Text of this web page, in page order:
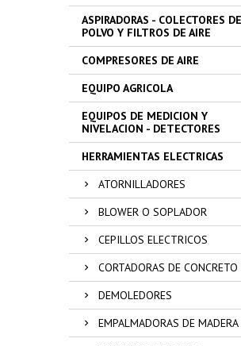
ASPIRADORAS - COLECTORES DE
POLVO Y FILTROS DE AIRE
COMPRESORES DE AIRE
EQUIPO AGRICOLA
EQUIPOS DE MEDICION Y
NIVELACION - DETECTORES
HERRAMIENTAS ELECTRICAS
ATORNILLADORES
BLOWER O SOPLADOR
CEPILLOS ELECTRICOS
CORTADORAS DE CONCRETO
DEMOLEDORES
EMPALMADORAS DE MADERA